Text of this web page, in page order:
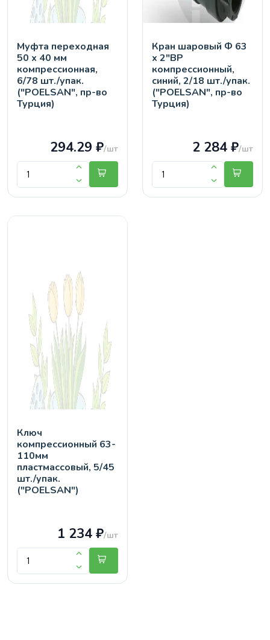
Муфта переходная
50 х 40 мм
компрессионная,
6/78 шт./упак.
("POELSAN", пр-во
Турция)
294.29 ₽/шт
Кран шaровый Ф 63
х 2"ВР
компрессионный,
синий, 2/18 шт./упак.
("POELSAN", пр-во
Турция)
2 284 ₽/шт
Ключ
компрессионный 63-
110мм
пластмассовый, 5/45
шт./упак.
("POELSAN")
1 234 ₽/шт